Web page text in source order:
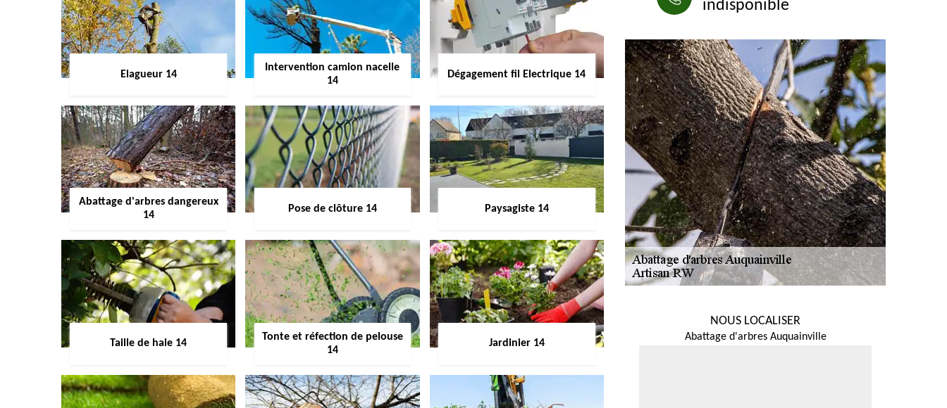
Elagueur 14
Intervention camion nacelle
14
Dégagement fil Electrique 14
Abattage d'arbres dangereux
14
Pose de clôture 14 Paysagiste 14
Taille de haie 14
Tonte et réfection de pelouse
14
Jardinier 14
indisponible
NOUS LOCALISER
Abattage d'arbres Auquainville